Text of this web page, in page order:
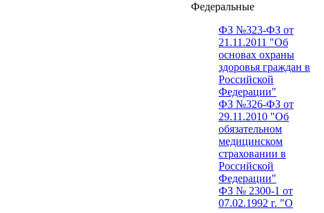
Федеральные
ФЗ №323-ФЗ от
21.11.2011 "Об
основах охраны
здоровья граждан в
Российской
Федерации"
ФЗ №326-ФЗ от
29.11.2010 "Об
обязательном
медицинском
страховании в
Российской
Федерации"
ФЗ № 2300-1 от
07.02.1992 г. "О